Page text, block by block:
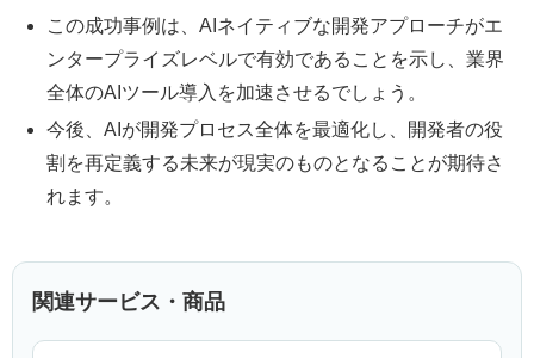
この成功事例は、AIネイティブな開発アプローチがエ
ンタープライズレベルで有効であることを示し、業界
全体のAIツール導入を加速させるでしょう。
今後、AIが開発プロセス全体を最適化し、開発者の役
割を再定義する未来が現実のものとなることが期待さ
れます。
関連サービス・商品